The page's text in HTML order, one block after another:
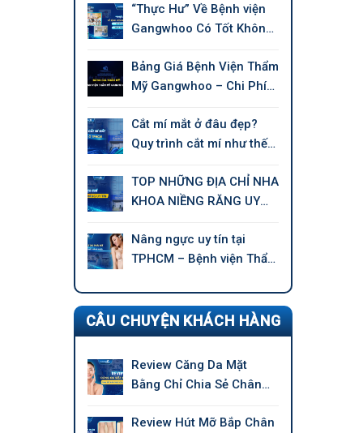
“Thực Hư” Về Bệnh viện
Gangwhoo Có Tốt Không,
Bảng Giá Bệnh Viện Thẩm
Mỹ Gangwhoo – Chi Phí
Cắt mí mắt ở đâu đẹp?
Quy trình cắt mí như thế
TOP NHỮNG ĐỊA CHỈ NHA
KHOA NIỀNG RĂNG UY
Nâng ngực uy tín tại
TPHCM – Bệnh viện Thẩm
CÂU CHUYỆN KHÁCH HÀNG
Review Căng Da Mặt
Bằng Chỉ Chia Sẻ Chân
Review Hút Mỡ Bắp Chân